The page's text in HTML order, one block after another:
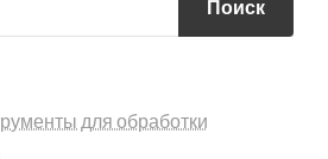
Поиск
для обработки